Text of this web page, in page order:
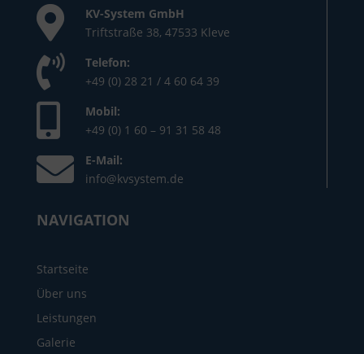
KV-System GmbH
Triftstraße 38, 47533 Kleve
Telefon:
+49 (0) 28 21 / 4 60 64 39
Mobil:
+49 (0) 1 60 – 91 31 58 48
E-Mail:
info@kvsystem.de
NAVIGATION
Startseite
Über uns
Leistungen
Galerie